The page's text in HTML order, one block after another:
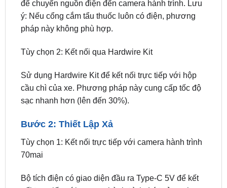
Tùy chọn 1: Sạc qua cổng cắm tẩu thuốc
Kết nối bộ tích điện với cổng cắm tẩu thuốc của xe
ý: Nếu cổng cắm tẩu thuốc luôn có điện, phương
Tùy chọn 2: Kết nối qua Hardwire Kit
cầu chì của xe. Phương pháp này cung cấp tốc độ
sạc nhanh hơn (lên đến 30%).
Tùy chọn 1: Kết nối trực tiếp với camera hành trình